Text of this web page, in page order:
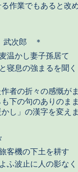
作業でもあると改
次郎 ＊
温かし妻子孫居て
寝息の強まるを聞く
者の折々の感慨が
下の句のありのま
し」の漢字を変え
客機の下土を耕す
ふ波止に人の影なく